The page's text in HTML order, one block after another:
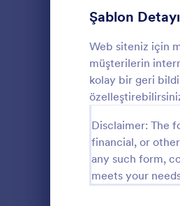
Şablon Detayı
Web siteniz için
müşterilerin
kolay bir geri
Disclaimer: The
financial, or
any such form,
meets your
Üye Kayıt Formları
Oy Formları
Özet Formları
Onay Formları
Değerlendirme Formları
Katılım Formları